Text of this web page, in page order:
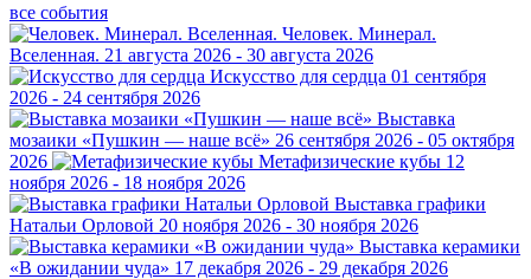
все события
Человек. Минерал.
Вселенная. 21 августа 2026 - 30 августа 2026
Искусство для сердца 01 сентября
2026 - 24 сентября 2026
Выставка
мозаики «Пушкин — наше всё» 26 сентября 2026 - 05 октября
2026
Метафизические кубы 12
ноября 2026 - 18 ноября 2026
Выставка графики
Натальи Орловой 20 ноября 2026 - 30 ноября 2026
Выставка керамики
«В ожидании чуда» 17 декабря 2026 - 29 декабря 2026